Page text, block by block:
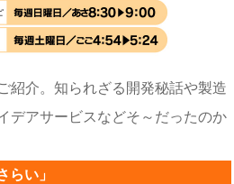
紹介。知られざる開発秘話や製造
デアサービスなどそ～だったのか
らい」